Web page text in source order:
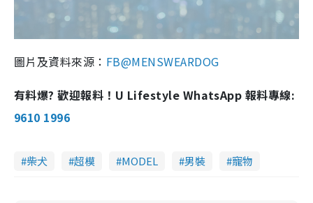
圖片及資料來源： FB@MENSWEARDOG
有料爆? 歡迎報料！U Lifestyle WhatsApp 報料專線:
9610 1996
柴犬 超模 MODEL 男裝 寵物